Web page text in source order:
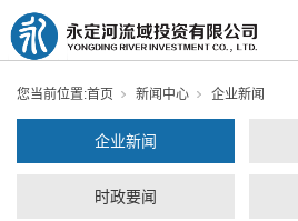
您当前位置:首页 新闻中心 企业新闻
企业新闻
时政要闻